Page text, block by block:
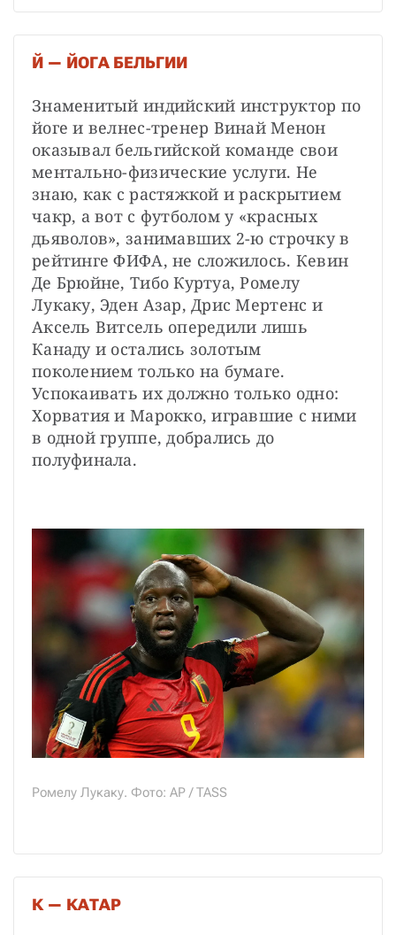
Й — ЙОГА БЕЛЬГИИ
Знаменитый индийский инструктор по
йоге и велнес-тренер Винай Менон
оказывал бельгийской команде свои
ментально-физические услуги. Не
знаю, как с растяжкой и раскрытием
чакр, а вот с футболом у «красных
дьяволов», занимавших 2-ю строчку в
рейтинге ФИФА, не сложилось. Кевин
Де Брюйне, Тибо Куртуа, Ромелу
Лукаку, Эден Азар, Дрис Мертенс и
Аксель Витсель опередили лишь
Канаду и остались золотым
поколением только на бумаге.
Успокаивать их должно только одно:
Хорватия и Марокко, игравшие с ними
в одной группе, добрались до
полуфинала.
Ромелу Лукаку. Фото: AP / TASS
К — КАТАР